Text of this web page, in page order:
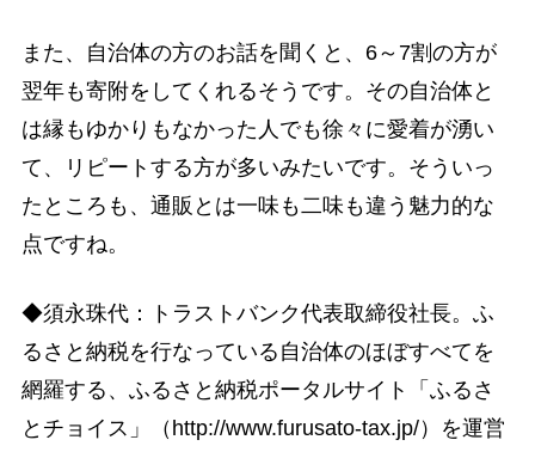
また、自治体の方のお話を聞くと、6～7割の方が
翌年も寄附をしてくれるそうです。その自治体と
は縁もゆかりもなかった人でも徐々に愛着が湧い
て、リピートする方が多いみたいです。そういっ
たところも、通販とは一味も二味も違う魅力的な
点ですね。
◆須永珠代：トラストバンク代表取締役社長。ふ
るさと納税を行なっている自治体のほぼすべてを
網羅する、ふるさと納税ポータルサイト「ふるさ
とチョイス」（http://www.furusato-tax.jp/）を運営